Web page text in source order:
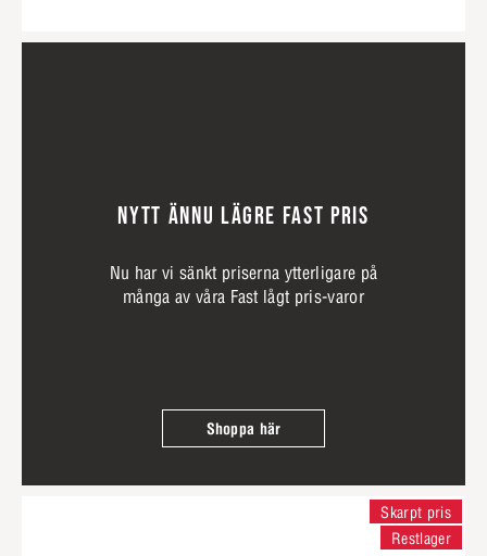
NYTT ÄNNU LÄGRE FAST PRIS
Nu har vi sänkt priserna ytterligare på
många av våra Fast lågt pris-varor
Shoppa här
Skarpt pris
Restlager